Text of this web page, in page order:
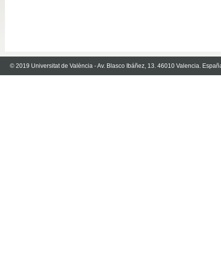
© 2019 Universitat de València - Av. Blasco Ibáñez, 13. 46010 Valencia.